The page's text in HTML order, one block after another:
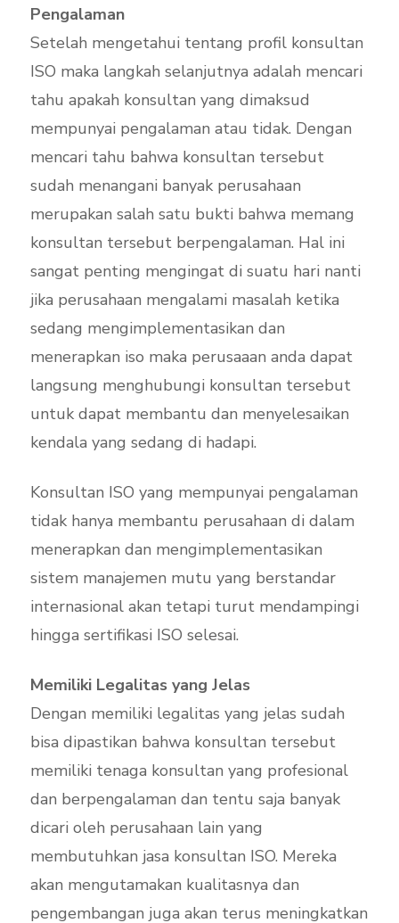
Pengalaman
Setelah mengetahui tentang profil konsultan
ISO maka langkah selanjutnya adalah mencari
tahu apakah konsultan yang dimaksud
mempunyai pengalaman atau tidak. Dengan
mencari tahu bahwa konsultan tersebut
sudah menangani banyak perusahaan
merupakan salah satu bukti bahwa memang
konsultan tersebut berpengalaman. Hal ini
sangat penting mengingat di suatu hari nanti
jika perusahaan mengalami masalah ketika
sedang mengimplementasikan dan
menerapkan iso maka perusaaan anda dapat
langsung menghubungi konsultan tersebut
untuk dapat membantu dan menyelesaikan
kendala yang sedang di hadapi.
Konsultan ISO yang mempunyai pengalaman
tidak hanya membantu perusahaan di dalam
menerapkan dan mengimplementasikan
sistem manajemen mutu yang berstandar
internasional akan tetapi turut mendampingi
hingga sertifikasi ISO selesai.
Memiliki Legalitas yang Jelas
Dengan memiliki legalitas yang jelas sudah
bisa dipastikan bahwa konsultan tersebut
memiliki tenaga konsultan yang profesional
dan berpengalaman dan tentu saja banyak
dicari oleh perusahaan lain yang
membutuhkan jasa konsultan ISO. Mereka
akan mengutamakan kualitasnya dan
pengembangan juga akan terus meningkatkan